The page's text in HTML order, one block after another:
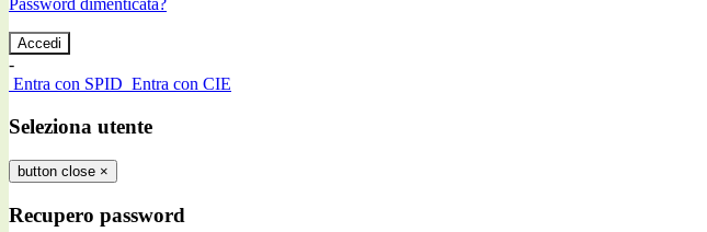
Password dimenticata?
-
Entra con SPID Entra con CIE
Seleziona utente
button close ×
Recupero password